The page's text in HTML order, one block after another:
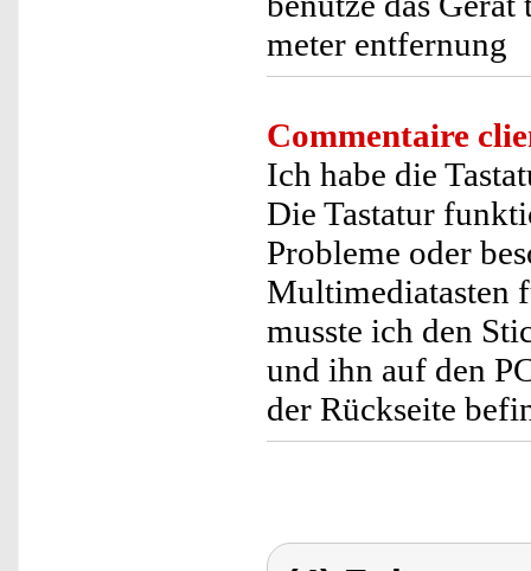
meter entfernung
Commentaire
Ich habe die
Die Tastatur
Probleme oder
Multimediatasten
musste ich den
und ihn auf den
der Rückseite